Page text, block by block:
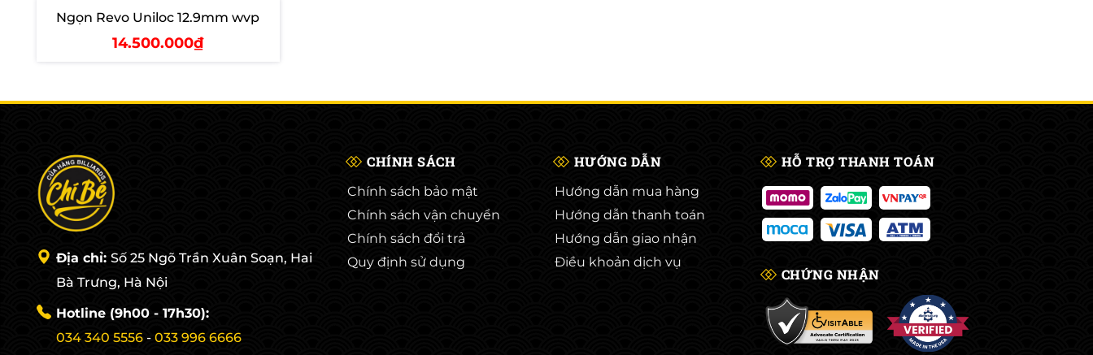
Hết hàng
Ngọn Revo Uniloc 12.9mm wvp
14.500.000₫
Địa chỉ: Số 25 Ngõ Trần Xuân Soạn, Hai
Bà Trưng, Hà Nội
Hotline (9h00 - 17h30):
034 340 5556 - 033 996 6666
CHÍNH SÁCH
Chính sách bảo mật
Chính sách vận chuyển
Chính sách đổi trả
Quy định sử dụng
HƯỚNG DẪN
Hướng dẫn mua hàng
Hướng dẫn thanh toán
Hướng dẫn giao nhận
Điều khoản dịch vụ
HỖ TRỢ THANH TOÁN
CHỨNG NHẬN